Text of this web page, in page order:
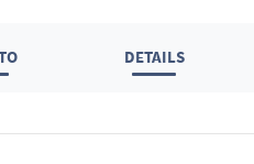
DETAILS